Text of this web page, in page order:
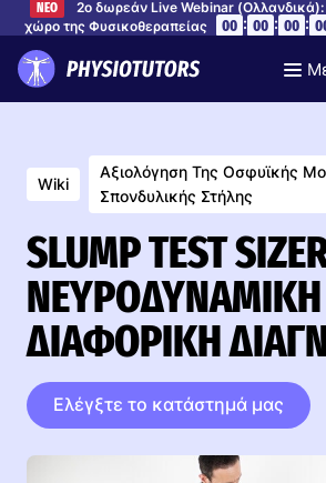
ΝΕΟ
2ο δωρεάν Live Webinar
χώρο της Φυσικοθεραπείας
00 : 00 : 00 :
Wiki
Αξιολόγηση Της Οσφυϊκής
Σπονδυλικής Στήλης
SLUMP TEST SIZER
ΝΕΥΡΟΔΥΝΑΜΙΚΉ
ΔΙΑΦΟΡΙΚΉ
Ελέγξτε το κατάστημά μας